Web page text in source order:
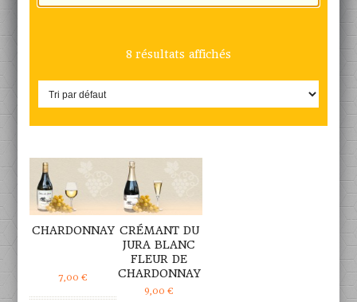
8 résultats affichés
CHARDONNAY
7,00€
CRÉMANT DU
JURA BLANC
FLEUR DE
CHARDONNAY
9,00€